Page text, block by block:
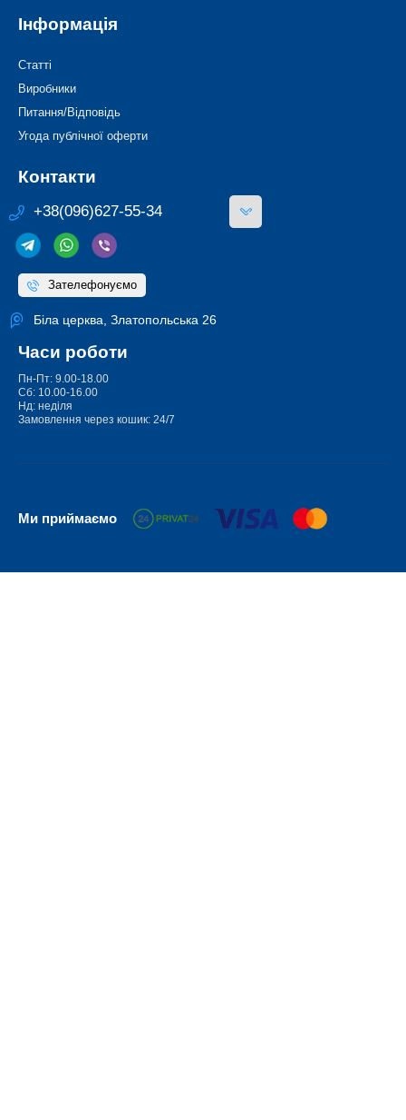
Інформація
Статті
Виробники
Питання/Відповідь
Угода публічної оферти
Контакти
+38(096)627-55-34
Зателефонуємо
Біла церква, Златопольська 26
Часи роботи
Пн-Пт: 9.00-18.00
Сб: 10.00-16.00
Нд: неділя
Замовлення через кошик: 24/7
Ми приймаємо